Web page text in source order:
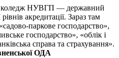
коледж НУВГП — державний
акредитації. Зараз там
паркове господарство»,
господарство», «облік і
справа та страхування».
ОДА